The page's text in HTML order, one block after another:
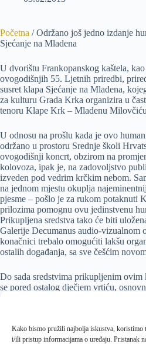
Kako bismo pružili najbolja iskustva, koristimo
i/ili pristup informacijama o uređaju. Pristanak
Početna /Održano još jedno izdanje
Sjećanje na Mladena
U dvorištu Frankopanskog kaštela,
ovogodišnjih 55. Ljetnih priredbi,
susret klapa Sjećanje na Mladena,
za kulturu Grada Krka organizira u
tenoru Klape Krk – Mladenu
U odnosu na prošlu kada je ovo
održano u prostoru Srednje školi
ovogodišnji koncrt, obzirom na
kolovoza, ipak je, na zadovoljstvo
izveden pod vedrim krčkim nebom.
na jednom mjestu okuplja
pjesme – pošlo je za rukom potaknuti
prilozima pomognu ovu jedinstvenu
Prikupljena sredstva tako će biti
Galerije Decumanus audio-vizualnom
konačnici trebalo omogućiti lakšu
ostalih događanja, sa sve češćim
Do sada sredstvima prikupljenim ovim
se pored ostalog dječjem vrtiću,
domaćih i inozemnih klapa, i to
Klapa Kirice (ž), Klapa Volta (ž),